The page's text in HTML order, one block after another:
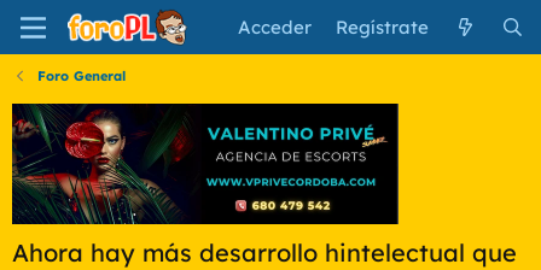
Acceder Regístrate
Foro General
Ahora hay más desarrollo hintelectual que